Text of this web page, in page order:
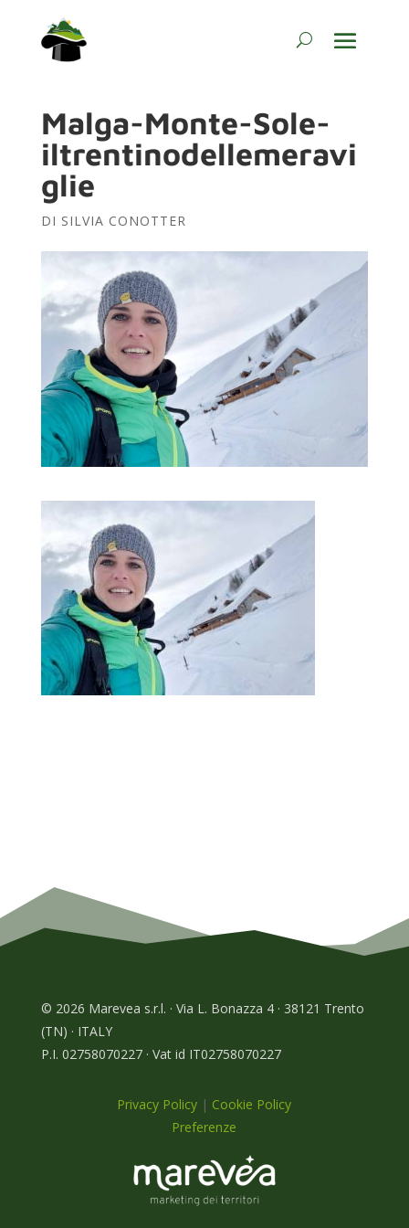
Malga-Monte-Sole-
iltrentinodellemeravi
glie
DI SILVIA CONOTTER
© 2026 Marevea s.r.l. · Via L. Bonazza 4 · 38121 Trento
(TN) · ITALY
P.I. 02758070227 · Vat id IT02758070227
Privacy Policy | Cookie Policy
Preferenze